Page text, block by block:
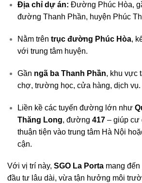
Địa chỉ dự án: Đường Phúc Hòa,
đường Thanh Phần, huyện Phúc
Nằm trên trục đường Phúc Hòa,
với trung tâm huyện.
Gần ngã ba Thanh Phần, khu vực
chợ, trường học, cửa hàng, dịch vụ.
Liền kề các tuyến đường lớn như
Thăng Long, đường 417– giúp cư
thuận tiện vào trung tâm Hà Nội
cận.
Với vị trí này, SGO La Porta mang
đầu tư lâu dài, vừa tận hưởng môi